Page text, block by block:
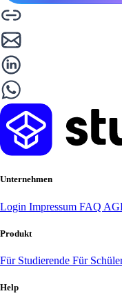
Unternehmen
Login Impressum FAQ
Produkt
Für Studierende Für
Help